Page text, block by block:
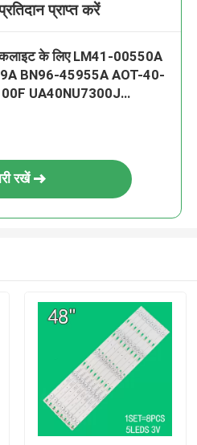
प्राप्त करें
के लिए LM41-00550A
BN96-45955A AOT-40-
UA40NU7300J
रखें